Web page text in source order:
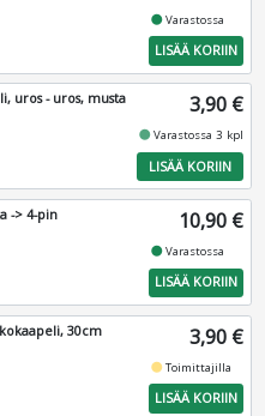
fiber_manual_recordVarastossa
LISÄÄ KORIIN
uros - uros, musta
3,90 €
fiber_manual_recordVarastossa 3 kpl
LISÄÄ KORIIN
-> 4-pin
10,90 €
fiber_manual_recordVarastossa
LISÄÄ KORIIN
30cm 3,90 €
fiber_manual_recordToimittajilla
LISÄÄ KORIIN